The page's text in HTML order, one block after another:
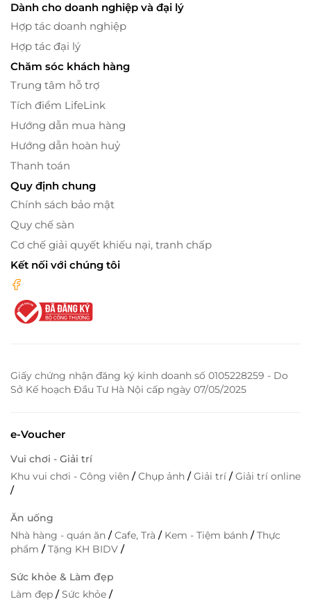
Dành cho doanh nghiệp và đại lý
Hợp tác doanh nghiệp
Hợp tác đại lý
Chăm sóc khách hàng
Trung tâm hỗ trợ
Tích điểm LifeLink
Hướng dẫn mua hàng
Hướng dẫn hoàn huỷ
Thanh toán
Quy định chung
Chính sách bảo mật
Quy chế sàn
Cơ chế giải quyết khiếu nại, tranh chấp
Kết nối với chúng tôi
Giấy chứng nhận đăng ký kinh doanh số 0105228259 - Do
Sở Kế hoạch Đầu Tư Hà Nội cấp ngày 07/05/2025
e-Voucher
Vui chơi - Giải trí
Khu vui chơi - Công viên /Chụp ảnh /Giải trí /Giải trí online
/
Ăn uống
Nhà hàng - quán ăn /Cafe, Trà / Kem - Tiệm bánh /Thực
phẩm /Tặng KH BIDV /
Sức khỏe & Làm đẹp
Làm đẹp /Sức khỏe /